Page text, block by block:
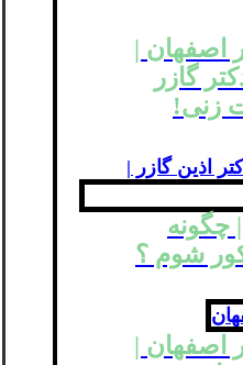
اصفهان |
گازر
زنی!
چگونه
شوم ؟
اصفهان |